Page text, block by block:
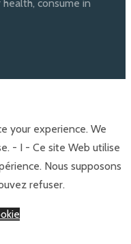
consume in
your experience. We
- I - Ce site Web utilise
Nous supposons
refuser.